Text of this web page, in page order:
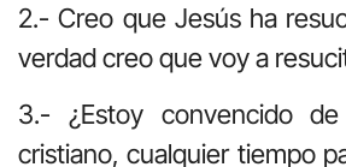
2.- Creo que Jesús ha
verdad creo que voy a
3.- ¿Estoy convencido
cristiano, cualquier tiempo